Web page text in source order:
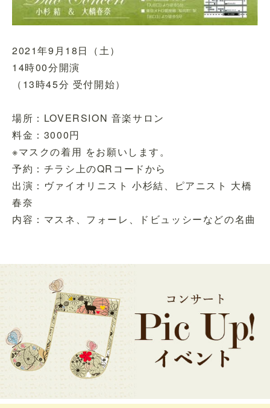
2021年9月18日（土）
14時00分開演
（13時45分 受付開始）
場所：LOVERSION 音楽サロン
料金：3000円
※マスクの着用 をお願いします。
予約：チラシ上のQRコードから
出演：ヴァイオリニスト 小杉結、ピアニスト 大橋
春奈
内容：マスネ、フォーレ、ドビュッシーなどの名曲